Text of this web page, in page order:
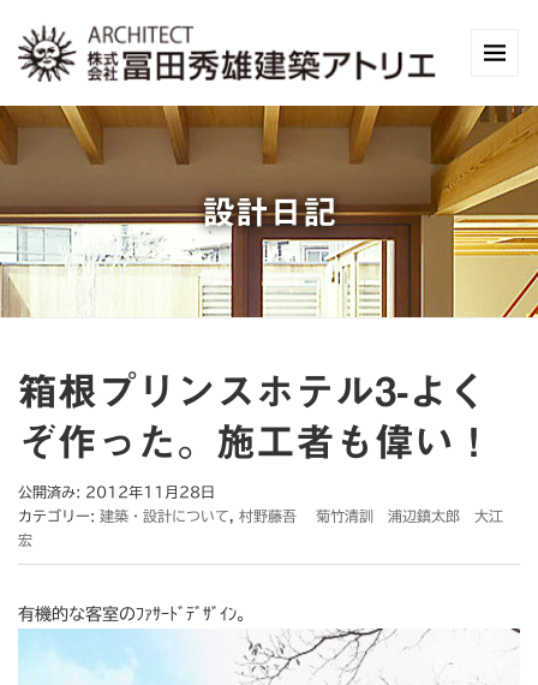
設計日記
箱根プリンスホテル3-よく
ぞ作った。施工者も偉い！
公開済み: 2012年11月28日
カテゴリー: 建築・設計について
村野藤吾 菊竹清訓 浦辺鎮太郎 大江
宏
有機的な客室のﾌｧｻｰﾄﾞﾃﾞｻﾞｲﾝ。